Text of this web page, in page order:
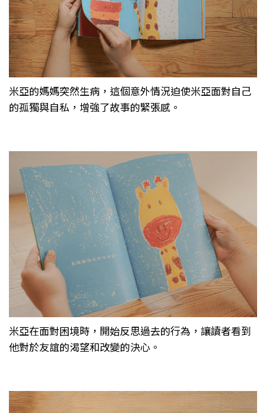
米亞的媽媽突然生病，這個意外情況迫使米亞面對自己
的孤獨與自私，增強了故事的緊張感。
米亞在面對困境時，開始反思過去的行為，讓讀者看到
他對於友誼的渴望和改變的決心。